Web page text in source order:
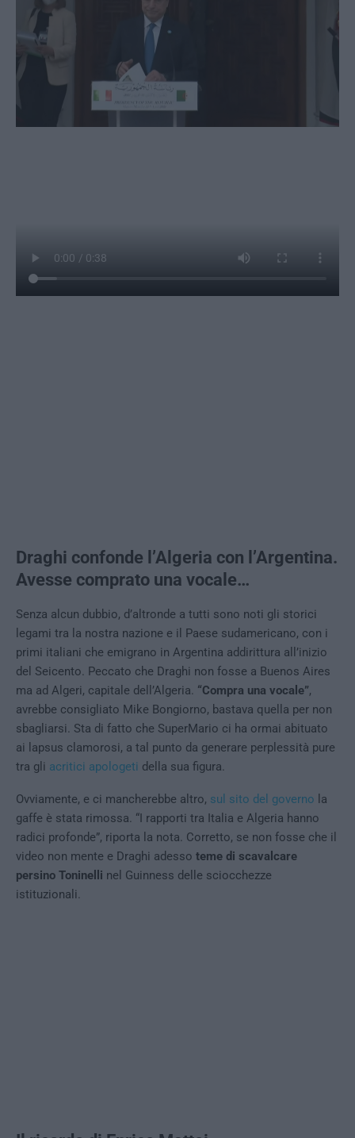
Draghi confonde l’Algeria con l’Argentina.
Avesse comprato una vocale…
Senza alcun dubbio, d’altronde a tutti sono noti gli storici
legami tra la nostra nazione e il Paese sudamericano, con i
primi italiani che emigrano in Argentina addirittura all’inizio
del Seicento. Peccato che Draghi non fosse a Buenos Aires
ma ad Algeri, capitale dell’Algeria. “Compra una vocale”,
avrebbe consigliato Mike Bongiorno, bastava quella per non
sbagliarsi. Sta di fatto che SuperMario ci ha ormai abituato
ai lapsus clamorosi, a tal punto da generare perplessità pure
tra gli acritici apologeti della sua figura.
Ovviamente, e ci mancherebbe altro, sul sito del governo la
gaffe è stata rimossa. “I rapporti tra Italia e Algeria hanno
radici profonde”, riporta la nota. Corretto, se non fosse che il
video non mente e Draghi adesso teme di scavalcare
persino Toninelli nel Guinness delle sciocchezze
istituzionali.